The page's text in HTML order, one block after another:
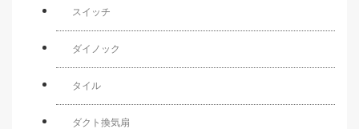
スイッチ
ダイノック
タイル
ダクト換気扇